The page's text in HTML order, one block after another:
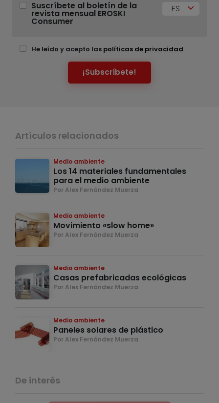
Suscríbete al boletín de la
revista mensual EROSKI
Consumer
ES
He leído y acepto las políticas de privacidad
¡Subscríbete!
Artículos relacionados
Medio ambiente
Los 14 materiales fundamentales
para el medio ambiente
Por Alex Fernández Muerza
Medio ambiente
Movimiento «slow home»
Por Alex Fernández Muerza
Medio ambiente
Casas prefabricadas ecológicas
Por Alex Fernández Muerza
Medio ambiente
Paneles solares de plástico
Por Alex Fernández Muerza
De interés